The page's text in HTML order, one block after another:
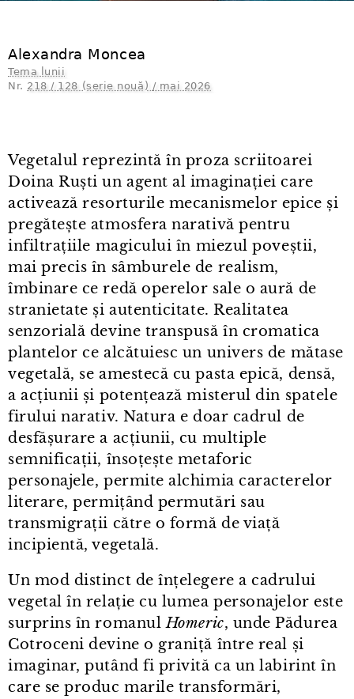
Alexandra Moncea
Tema lunii
Nr. 218 / 128 (serie nouă) / mai 2026
Vegetalul reprezintă în proza scriitoarei
Doina Ruști un agent al imaginației care
activează resorturile mecanismelor epice și
pregătește atmosfera narativă pentru
infiltrațiile magicului în miezul poveștii,
mai precis în sâmburele de realism,
îmbinare ce redă operelor sale o aură de
stranietate și autenticitate. Realitatea
senzorială devine transpusă în cromatica
plantelor ce alcătuiesc un univers de mătase
vegetală, se amestecă cu pasta epică, densă,
a acțiunii și potențează misterul din spatele
firului narativ. Natura e doar cadrul de
desfășurare a acțiunii, cu multiple
semnificații, însoțește metaforic
personajele, permite alchimia caracterelor
literare, permițând permutări sau
transmigrații către o formă de viață
incipientă, vegetală.
Un mod distinct de înțelegere a cadrului
vegetal în relație cu lumea personajelor este
surprins în romanulHomeric, unde Pădurea
Cotroceni devine o graniță între real și
imaginar, putând fi privită ca un labirint în
care se produc marile transformări,